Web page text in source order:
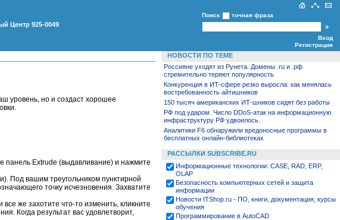
Центр 925-0049
Поиск точная фраза
Вход
Регистрация
уровень, но и создаст хорошее
панель Extrude (выдавливание) и нажмите
Под вашим треугольником пунктирной
точку исчезновения. Захватите
же захотите что-то изменить, кликните
Когда результат вас удовлетворит,
НОВОСТИ ПО ТЕМЕ
Россияне уходят из Рунета. Домены .ru и .рф
стремительно теряют популярность
Конкуренция в ИТ-сфере резко выросла: как менялась
востребованность айтишников
150 тысяч американских ИТ-шников сидят без работы
РФ под ударом. Число DDoS-атак на информационную
инфраструктуру РФ удвоилось.
Аналитики F6 обнаружили вредоносные программы в
бесплатных онлайн-библиотеках
РАССЫЛКИ SUBSCRIBE.RU
Информационные технологии: CASE, RAD, ERP,
OLAP
Безопасность компьютерных сетей и защита
информации
Новости ITShop.ru - ПО, книги, документация, курсы
обучения
Программирование в AutoCAD